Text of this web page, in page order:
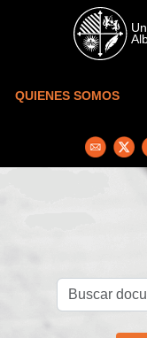
Skip to main content
QUIENES SOMOS